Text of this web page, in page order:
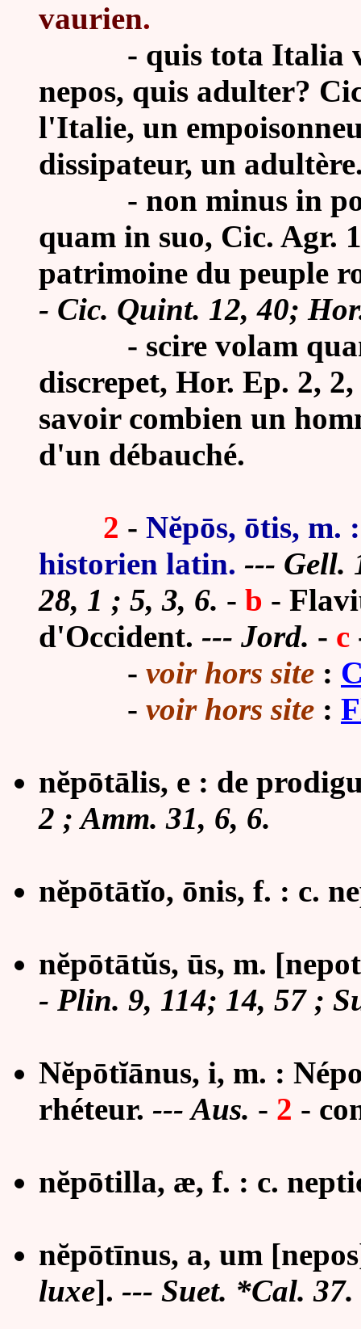
vaurien.
- quis tota Italia
nepos, quis adulter?
l'Italie, un
dissipateur, un
- non minus in
quam in suo, Cic. Agr.
patrimoine du peuple
- Cic. Quint. 12, 40;
- scire volam
discrepet, Hor. Ep. 2,
savoir combien un
d'un débauché.
2 - Nĕpōs, ōtis, m.
historien latin. --- Gell.
28, 1 ; 5, 3, 6. - b -
d'Occident. --- Jord. - c
- voir hors site :
- voir hors site :
nĕpōtālis, e : de
2 ; Amm. 31, 6, 6.
nĕpōtātĭo, ōnis, f. : c.
nĕpōtātŭs, ūs, m.
- Plin. 9, 114; 14, 57 ;
Nĕpōtĭānus, i, m. :
rhéteur. --- Aus. - 2 -
nĕpōtilla, æ, f. : c.
nĕpōtīnus, a, um
luxe]. --- Suet. *Cal. 37.